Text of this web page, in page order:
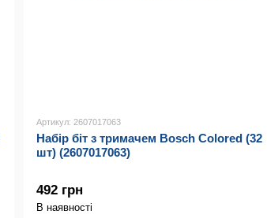
Артикул: 2607017063
Набір біт з тримачем Bosch Colored (32
шт) (2607017063)
492 грн
В наявності